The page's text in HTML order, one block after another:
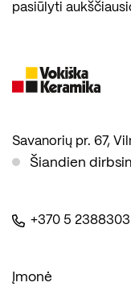
pasiūlyti
Savanorių pr. 67,
Šiandien
+370 5 2388303
Įmonė